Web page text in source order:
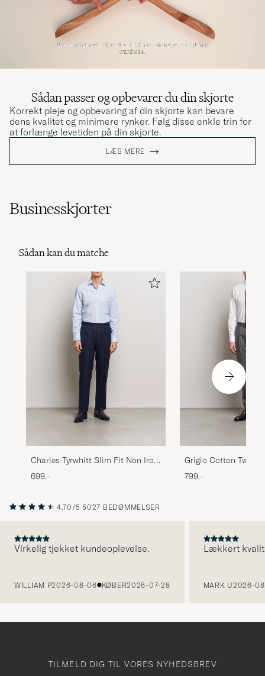
Sådan passer og opbevarer du din skjorte
Korrekt pleje og opbevaring af din skjorte kan bevare
dens kvalitet og minimere rynker. Følg disse enkle trin for
at forlænge levetiden på din skjorte.
LÆS MERE
Businesskjorter
Sådan kan du matche
Charles Tyrwhitt Slim Fit Non Iron
Bengal Stripe Poplin Shirt Sky
Blue
699,-
Grigio Cotton Twill
White
799,-
4.70/5 5027 BEDØMMELSER
Virkelig tjekket kundeoplevelse.
WILLIAM P2026-08-06 KØBER2026-07-28
Lækkert
MARK U2026-
TILMELD DIG TIL VORES NYHEDSBREV